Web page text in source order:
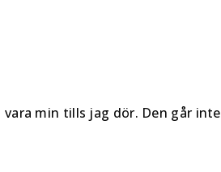
min tills jag dör. Den går inte